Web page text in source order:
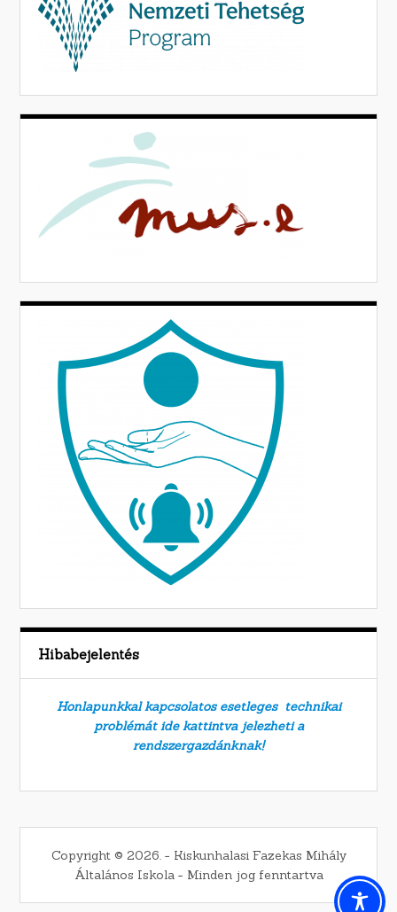
Hibabejelentés
Honlapunkkal kapcsolatos esetleges technikai
problémát ide kattintva jelezheti a
rendszergazdánknak!
Copyright © 2026. − Kiskunhalasi Fazekas Mihály
Általános Iskola − Minden jog fenntartva